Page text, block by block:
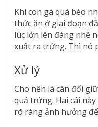
Khi con gà quá béo
thức ăn ở giai đoạn
lúc lớn lên đáng nhẽ
xuất ra trứng. Thì nó
Xử lý
Cho nên là cân đối
quả trứng. Hai cái
rõ ràng ảnh hưởng